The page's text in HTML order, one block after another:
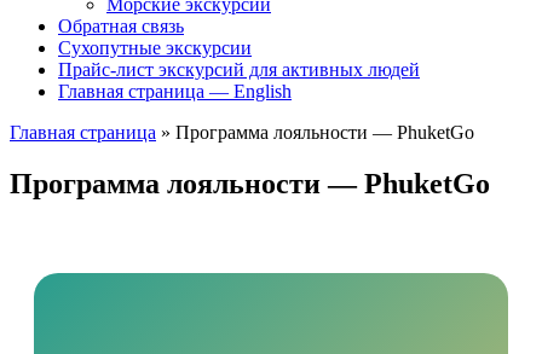
Морские экскурсии
Обратная связь
Сухопутные экскурсии
Прайс-лист экскурсий для активных людей
Главная страница — English
Главная страница » Программа лояльности — PhuketGo
Программа лояльности — PhuketGo